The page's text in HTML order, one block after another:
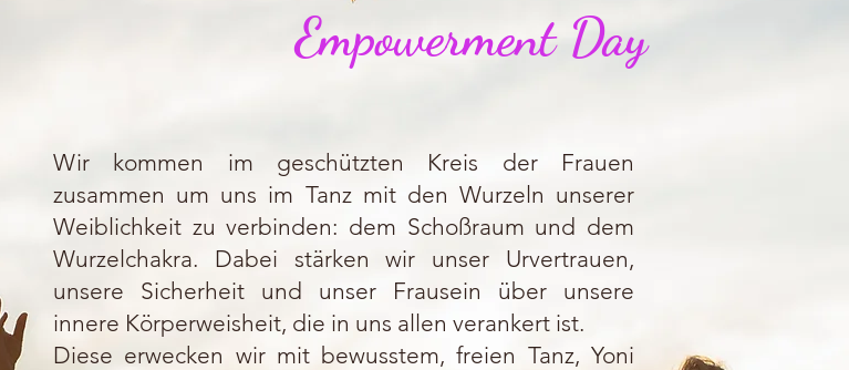
Empowerment Day
Wir kommen im geschützten Kreis der Frauen
zusammen um uns im Tanz mit den Wurzeln unserer
Weiblichkeit zu verbinden: dem Schoßraum und dem
Wurzelchakra. Dabei stärken wir unser Urvertrauen,
unsere Sicherheit und unser Frausein über unsere
innere Körperweisheit, die in uns allen verankert ist.
Diese erwecken wir mit bewusstem, freien Tanz, Yoni